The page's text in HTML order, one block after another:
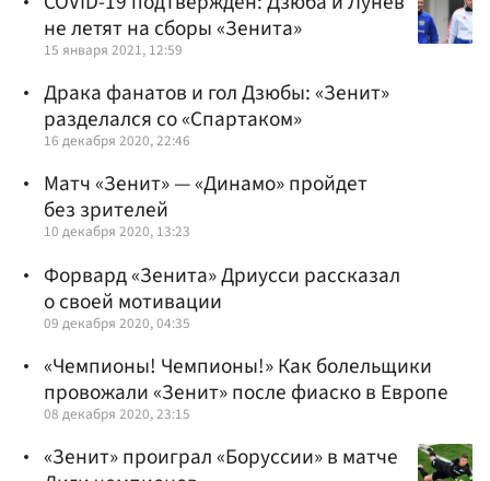
не летят на сборы «Зенита»
15 января 2021, 12:59
Драка фанатов и гол Дзюбы: «Зенит»
разделался со «Спартаком»
16 декабря 2020, 22:46
Матч «Зенит» — «Динамо» пройдет
без зрителей
10 декабря 2020, 13:23
Форвард «Зенита» Дриусси рассказал
о своей мотивации
09 декабря 2020, 04:35
«Чемпионы! Чемпионы!» Как болельщики
провожали «Зенит» после фиаско в Европе
08 декабря 2020, 23:15
«Зенит» проиграл «Боруссии» в матче